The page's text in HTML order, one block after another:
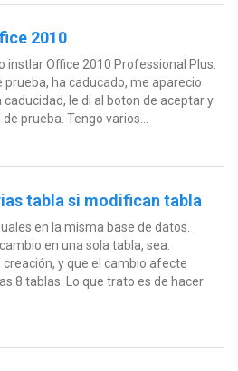
2010
instlar Office 2010 Professional Plus.
prueba, ha caducado, me aparecio
le di al boton de aceptar y
prueba. Tengo varios...
tabla si modifican tabla
en la misma base de datos.
en una sola tabla, sea:
y que el cambio afecte
8 tablas. Lo que trato es de hacer